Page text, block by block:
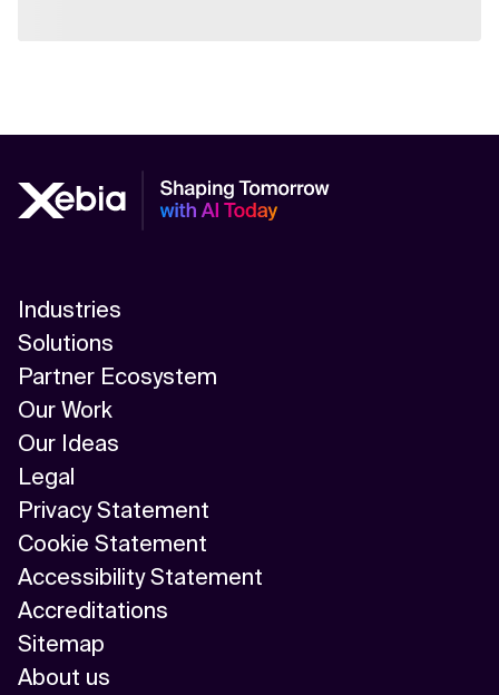
Industries
Solutions
Partner Ecosystem
Our Work
Our Ideas
Legal
Privacy Statement
Cookie Statement
Accessibility Statement
Accreditations
Sitemap
About us